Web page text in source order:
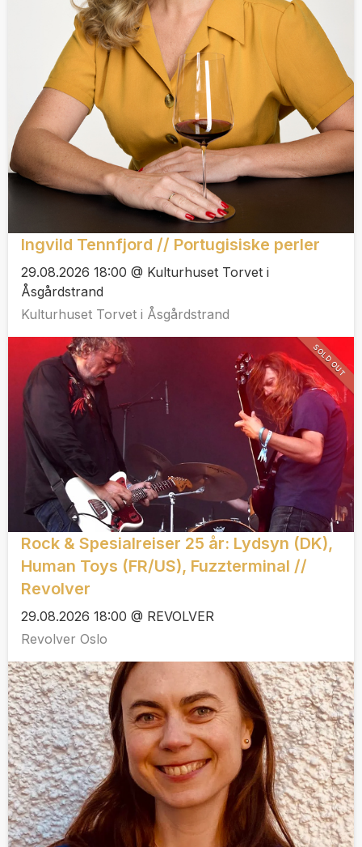
Ingvild Tennfjord // Portugisiske perler
29.08.2026 18:00 @ Kulturhuset Torvet i
Åsgårdstrand
Kulturhuset Torvet i Åsgårdstrand
Rock & Spesialreiser 25 år: Lydsyn (DK),
Human Toys (FR/US), Fuzzterminal //
Revolver
29.08.2026 18:00 @ REVOLVER
Revolver Oslo
SOLD OUT